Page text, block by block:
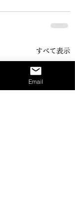
すべて表示
Email